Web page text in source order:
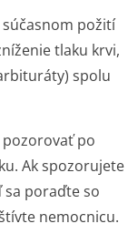
požití
tlaku krvi,
spolu
pozorovať po
Ak spozorujete
sa poraďte so
nemocnicu.